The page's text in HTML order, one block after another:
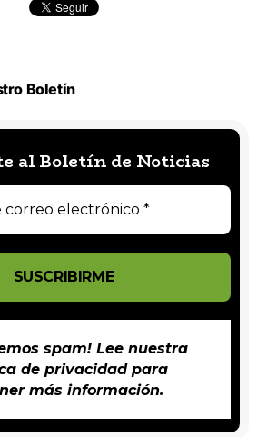
Boletín
al Boletín de Noticias
spam! Lee nuestra
de privacidadpara
más información.